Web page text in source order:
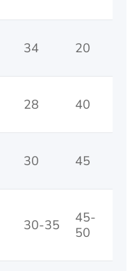
34 20
28 40
30 45
30-35
45-
50